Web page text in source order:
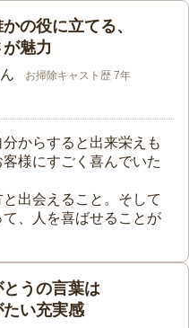
の役に立てる、
魅力
お掃除キャスト歴 7年
からすると出来栄えも
様にすごく喜んでいた
出会えること。そして
、人を喜ばせることが
うの言葉は
い充実感